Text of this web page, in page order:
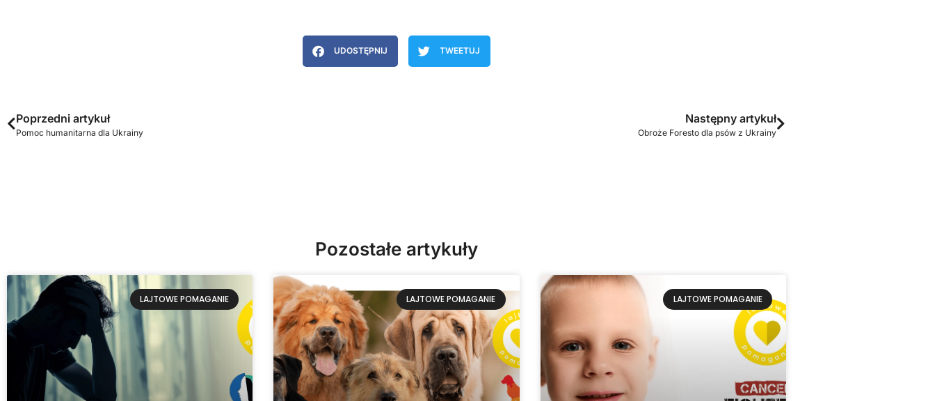
UDOSTĘPNIJ TWEETUJ
Poprzedni artykuł
Pomoc humanitarna dla Ukrainy
Następny artykuł
Obroże Foresto dla psów z Ukrainy
Pozostałe artykuły
LAJTOWE POMAGANIE LAJTOWE POMAGANIE LAJTOWE POMAGANIE